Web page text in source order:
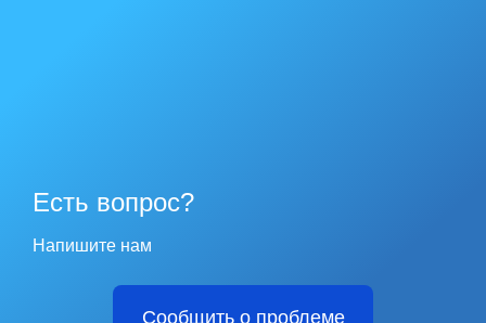
Есть вопрос?
Напишите нам
Сообщить о проблеме